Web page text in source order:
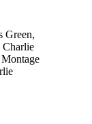
Green,
Charlie
Montage